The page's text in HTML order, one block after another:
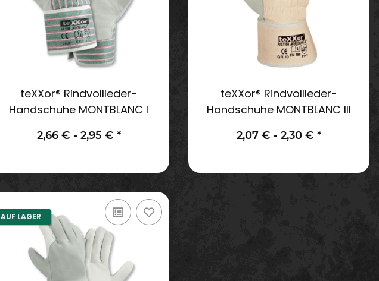
teXXor® Rindvollleder-
Handschuhe MONTBLANC I
2,66 € - 2,95 € *
teXXor® Rindvollleder-
Handschuhe MONTBLANC III
2,07 € - 2,30 € *
AUF LAGER